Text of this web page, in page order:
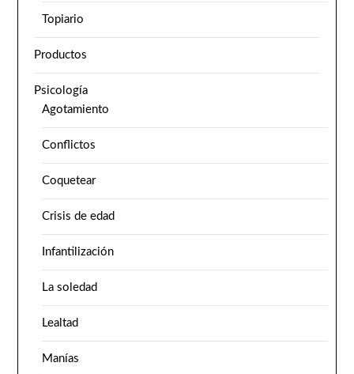
Topiario
Productos
Psicología
Agotamiento
Conflictos
Coquetear
Crisis de edad
Infantilización
La soledad
Lealtad
Manías